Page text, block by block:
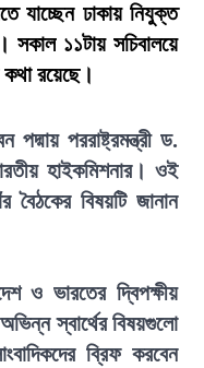
যাচ্ছেন ঢাকায় নিযুক্ত
সকাল ১১টায় সচিবালয়ে
কথা রয়েছে।
পররাষ্ট্রমন্ত্রী ড.
হাইকমিশনার। ওই
বৈঠকের বিষয়টি জানান
ও ভারতের দ্বিপক্ষীয়
স্বার্থের বিষয়গুলো
ব্রিফ করবেন